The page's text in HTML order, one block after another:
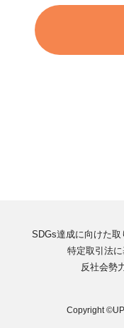
SDGs達成に向けた取
特定取引法
反社会勢
Copyright